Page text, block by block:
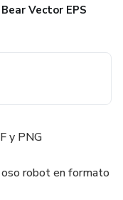
Vector EPS
y PNG
oso robot en formato